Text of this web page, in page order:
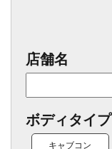
店舗名
ボディタイプ
キャブコン